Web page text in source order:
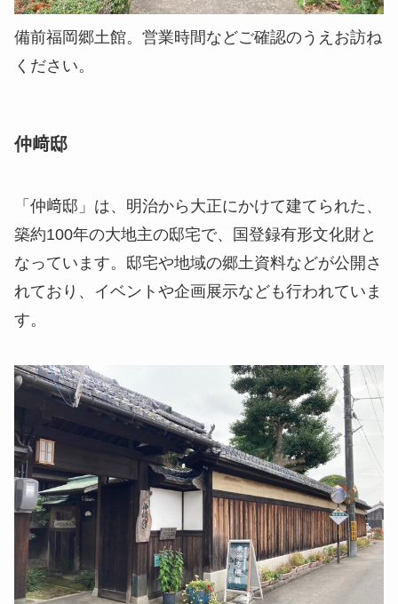
備前福岡郷土館。営業時間などご確認のうえお訪ね
ください。
仲﨑邸
「仲﨑邸」は、明治から大正にかけて建てられた、
築約100年の大地主の邸宅で、国登録有形文化財と
なっています。邸宅や地域の郷土資料などが公開さ
れており、イベントや企画展示なども行われていま
す。